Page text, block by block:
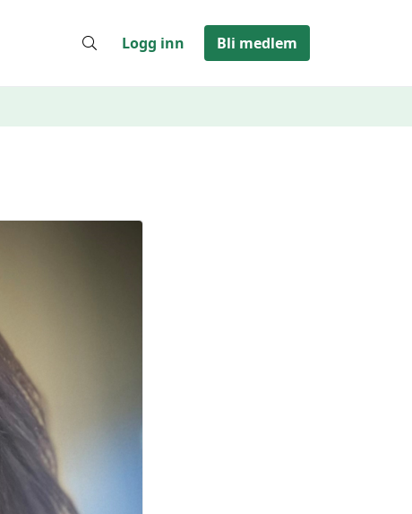
Logg inn Bli medlem